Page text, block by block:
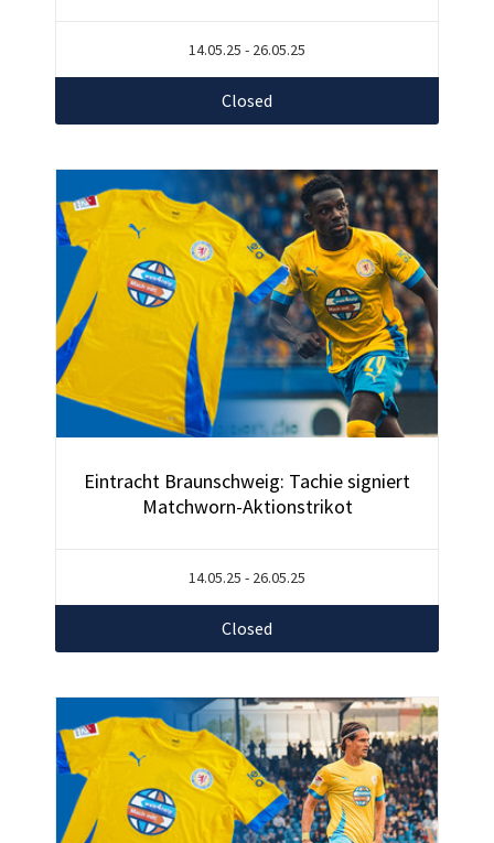
14.05.25 - 26.05.25
Closed
Eintracht Braunschweig: Tachie signiert
Matchworn-Aktionstrikot
14.05.25 - 26.05.25
Closed